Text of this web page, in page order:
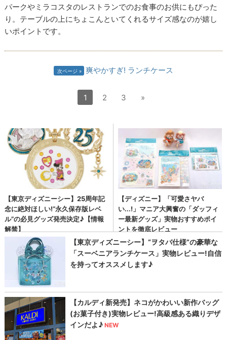
パークやミラコスタのレストランでのお食事のお供にもぴった
り。テーブルの上にちょこんといてくれるサイズ感なのが嬉し
いポイントです。
次ページ 爽やかすぎ! ランチケース
1 2 3 »